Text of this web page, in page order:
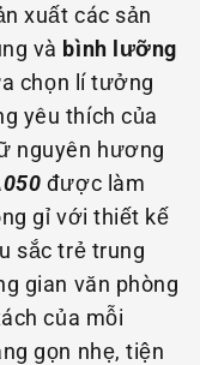
xuất các sản
và bình lưỡng
chọn lí tưởng
yêu thích của
nguyên hương
được làm
gỉ với thiết kế
sắc trẻ trung
gian văn phòng
của mỗi
gọn nhẹ, tiện